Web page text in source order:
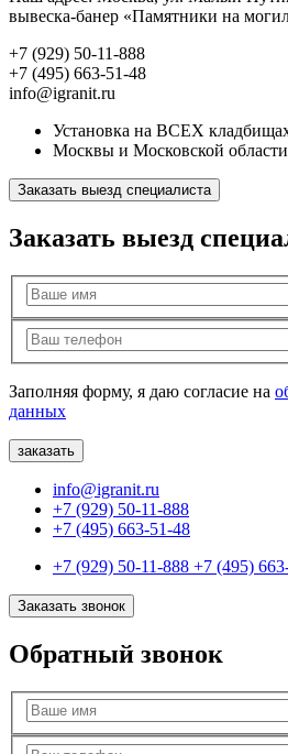
вывеска-банер «Памятники на
+7 (929) 50-11-888
+7 (495) 663-51-48
info@igranit.ru
Установка на ВСЕХ
Москвы и Московской области
Заказать выезд специалиста
Заказать выезд
Заполняя форму, я даю согласие на
данных
info@igranit.ru
+7 (929) 50-11-888
+7 (495) 663-51-48
+7 (929) 50-11-888 +7 (495)
Заказать звонок
Обратный звонок